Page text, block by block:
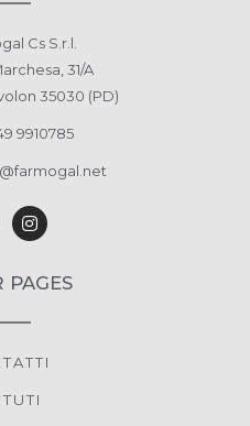
Cs S.r.l.
31/A
35030 (PD)
9910785
PAGES